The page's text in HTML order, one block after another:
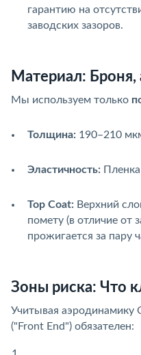
гарантию на
заводских зазоров.
Материал: Броня,
Мы используем только
Толщина: 190–210
Эластичность:
Top Coat: Верхний
помету (в отличие от
прожигается за пару
Зоны риска: Что
Учитывая
("Front End") обязателен: